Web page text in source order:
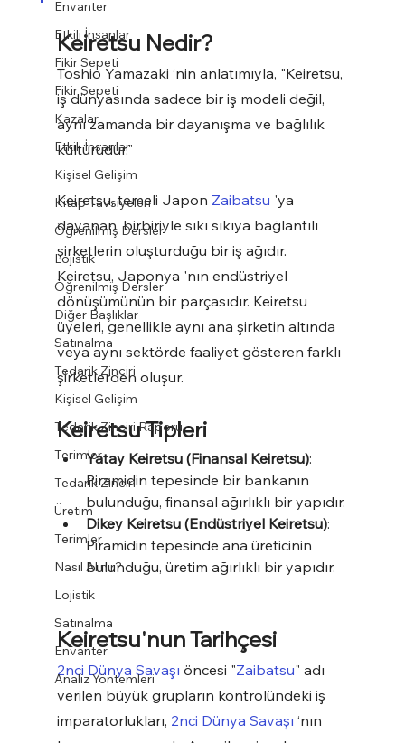
Envanter
Etkili İnsanlar
Fikir Sepeti
Fikir Sepeti
Kazalar
Etkili İnsanlar
Kişisel Gelişim
Kitap Tavsiyeleri
Öğrenilmiş Dersler
Lojistik
Öğrenilmiş Dersler
Diğer Başlıklar
Satınalma
Tedarik Zinciri
Kişisel Gelişim
Tedarik Zinciri Raporu
Terimler
Tedarik Zinciri
Üretim
Terimler
Nasıl Alınır?
Lojistik
Satınalma
Envanter
Analiz Yöntemleri
Keiretsu Nedir?
Toshio Yamazaki ‘nin anlatımıyla, "Keiretsu,
iş dünyasında sadece bir iş modeli değil,
aynı zamanda bir dayanışma ve bağlılık
kültürüdür."
Keiretsu, temeli Japon Zaibatsu 'ya
dayanan, birbiriyle sıkı sıkıya bağlantılı
şirketlerin oluşturduğu bir iş ağıdır.
Keiretsu, Japonya 'nın endüstriyel
dönüşümünün bir parçasıdır. Keiretsu
üyeleri, genellikle aynı ana şirketin altında
veya aynı sektörde faaliyet gösteren farklı
şirketlerden oluşur.
Keiretsu Tipleri
Yatay Keiretsu (Finansal Keiretsu):
Piramidin tepesinde bir bankanın
bulunduğu, finansal ağırlıklı bir yapıdır.
Dikey Keiretsu (Endüstriyel Keiretsu):
Piramidin tepesinde ana üreticinin
bulunduğu, üretim ağırlıklı bir yapıdır.
Keiretsu'nun Tarihçesi
2nci Dünya Savaşı öncesi "Zaibatsu" adı
verilen büyük grupların kontrolündeki iş
imparatorlukları, 2nci Dünya Savaşı ‘nın